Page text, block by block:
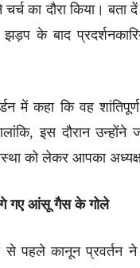
का दौरा किया। बता
के बाद
में कहा कि वह
इस दौरान
को लेकर आपका
गए आंसू गैस के गोले
से पहले कानून प्रवर्तन ने